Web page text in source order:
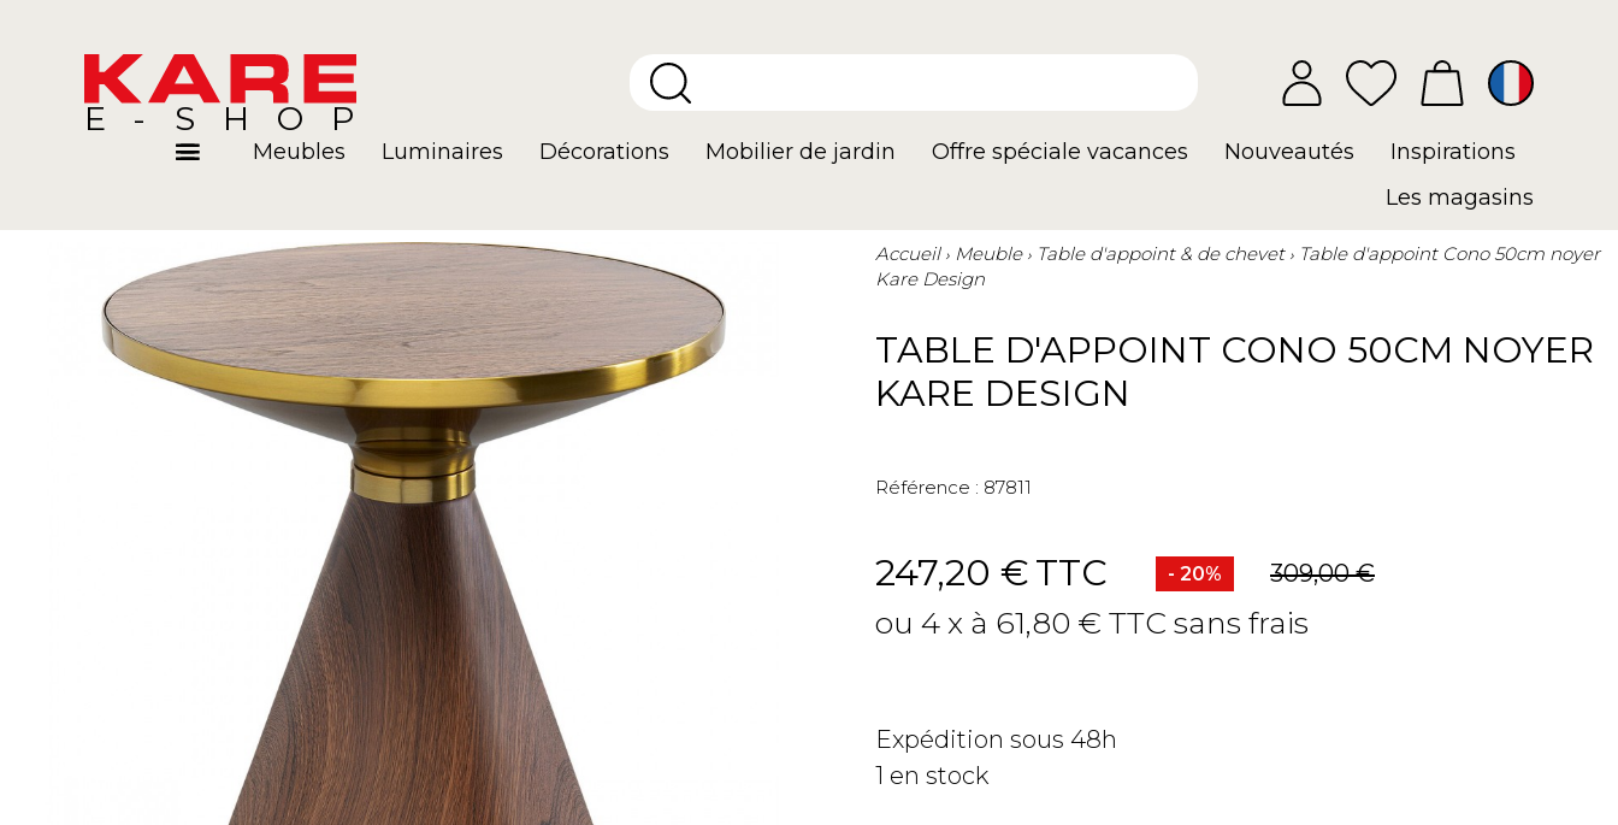
E-SHOP
Blog
Meubles Luminaires Décorations Mobilier de jardin Offre spéciale vacances Nouveautés
Inspirations
Les magasins
Accueil Meuble Table d'appoint & de chevet
Table d'appoint Cono 50cm noyer
Kare Design
TABLE D'APPOINT CONO 50CM NOYER
KARE DESIGN
Référence : 87811
247,20 €TTC - 20% 309,00 €
ou 4 x à 61,80 € TTC sans frais
Expédition sous 48h
1 en stock